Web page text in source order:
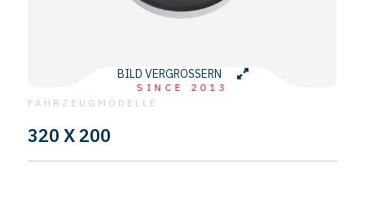
SINCE 2013
BILD VERGRÖSSERN
FAHRZEUGMODELLE
320 X 200